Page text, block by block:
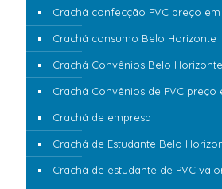
Crachá confecção PVC preço em
Crachá consumo Belo Horizonte
Crachá Convênios Belo Horizonte
Crachá Convênios de PVC preço
Crachá de empresa
Crachá de Estudante Belo
Crachá de estudante de PVC